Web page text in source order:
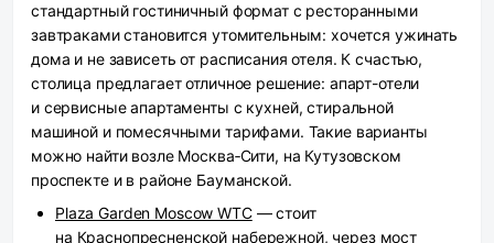
стандартный гостиничный формат с ресторанными
завтраками становится утомительным: хочется ужинать
дома и не зависеть от расписания отеля. К счастью,
столица предлагает отличное решение: апарт-отели
и сервисные апартаменты с кухней, стиральной
машиной и помесячными тарифами. Такие варианты
можно найти возле Москва‑Сити, на Кутузовском
проспекте и в районе Бауманской.
Plaza Garden Moscow WTC— стоит
на Краснопресненской набережной, через мост